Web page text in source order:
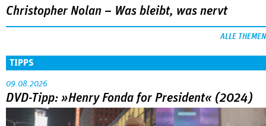
Christopher Nolan – Was bleibt, was nervt
ALLE THEMEN
TIPPS
09.08.2026
DVD-Tipp: »Henry Fonda for President« (2024)